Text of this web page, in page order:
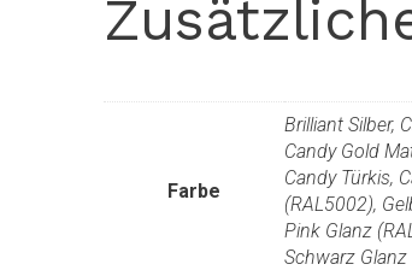
Farbe
Brilliant Silber,
Candy Gold
Candy Türkis,
(RAL5002),
Pink Glanz
Schwarz